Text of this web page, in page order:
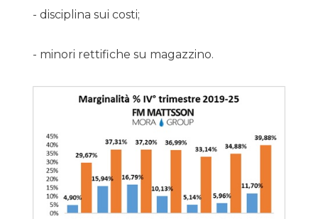
- disciplina sui costi;
- minori rettifiche su magazzino.